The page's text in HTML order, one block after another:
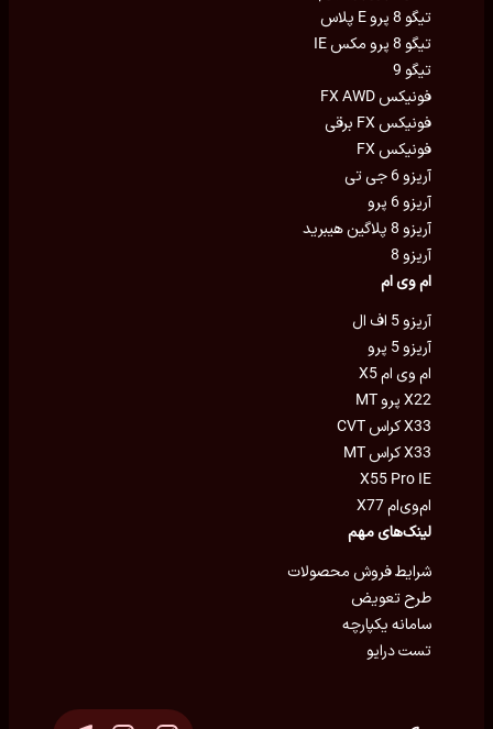
تیگو 8 پرو E پلاس
تیگو 8 پرو مکس IE
تیگو 9
فونیکس FX AWD
فونیکس FX برقی
فونیکس FX
آریزو 6 جی تی
آریزو 6 پرو
آریزو 8 پلاگین هیبرید
آریزو 8
ام وی ام
آریزو 5 اف ال
آریزو 5 پرو
ام وی ام X5
X22 پرو MT
X33 کراس CVT
X33 کراس MT
X55 Pro IE
ام‌وی‌ام X77
لینک‌های مهم
شرایط فروش محصولات
طرح تعویض
سامانه یکپارچه
تست درایو